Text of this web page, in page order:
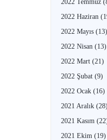
2022 Temmuz
2022 Haziran
2022 Mayıs (13)
2022 Nisan (13)
2022 Mart (21)
2022 Şubat (9)
2022 Ocak (16)
2021 Aralık (28)
2021 Kasım
2021 Ekim (19)